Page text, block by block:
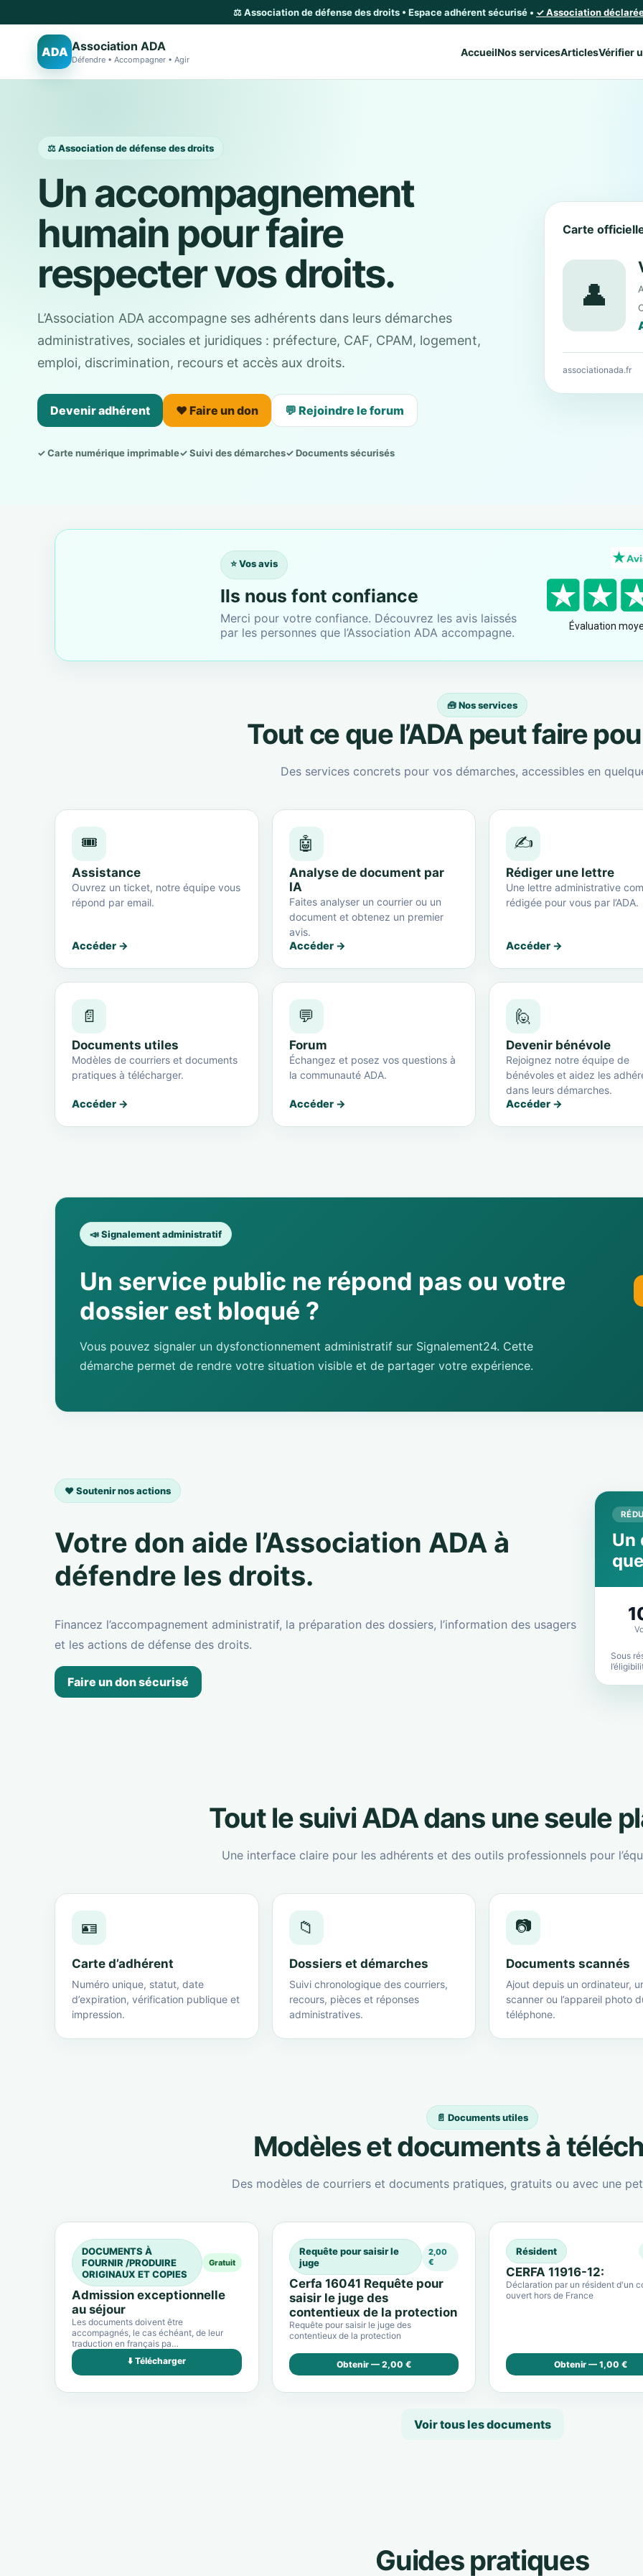
⚖️ Association de défense des droits • Espace adhérent sécurisé • ✓ Association
ADA Association ADA
Défendre • Accompagner • Agir
AccueilNos servicesArticlesVérifier
⚖️ Association de défense des droits
Un accompagnement
humain pour faire
respecter vos droits.
L’Association ADA accompagne ses adhérents dans leurs démarches
administratives, sociales et juridiques : préfecture, CAF, CPAM, logement,
emploi, discrimination, recours et accès aux droits.
Devenir adhérent ❤️ Faire un don 💬 Rejoindre le forum
✓ Carte numérique imprimable✓ Suivi des démarches✓ Documents sécurisés
Carte
👤
associationada.fr
⭐ Vos avis
Ils nous font confiance
Merci pour votre confiance. Découvrez les avis laissés
par les personnes que l’Association ADA accompagne.
🧰 Nos services
Tout ce que l’ADA peut faire
Des services concrets pour vos démarches, accessibles en
🎟️
Assistance
Ouvrez un ticket, notre équipe vous
répond par email.
Accéder →
🤖
Analyse de document par
IA
Faites analyser un courrier ou un
document et obtenez un premier
avis.
Accéder →
✍️
Rédiger une lettre
Une lettre administrative
rédigée pour vous par l’ADA.
Accéder →
📄
Documents utiles
Modèles de courriers et documents
pratiques à télécharger.
Accéder →
💬
Forum
Échangez et posez vos questions à
la communauté ADA.
Accéder →
🙋
Devenir bénévole
Rejoignez notre équipe de
bénévoles et aidez les
dans leurs démarches.
Accéder →
📣 Signalement administratif
Un service public ne répond pas ou votre
dossier est bloqué ?
Vous pouvez signaler un dysfonctionnement administratif sur Signalement24. Cette
démarche permet de rendre votre situation visible et de partager votre expérience.
❤️ Soutenir nos actions
Votre don aide l’Association ADA à
défendre les droits.
Financez l’accompagnement administratif, la préparation des dossiers, l’information des usagers
et les actions de défense des droits.
Faire un don sécurisé
Un
Sous
Tout le suivi ADA dans une seule
Une interface claire pour les adhérents et des outils professionnels pour
🪪
Carte d’adhérent
Numéro unique, statut, date
d’expiration, vérification publique et
impression.
📁
Dossiers et démarches
Suivi chronologique des courriers,
recours, pièces et réponses
administratives.
📷
Documents scannés
Ajout depuis un ordinateur,
scanner ou l’appareil photo
téléphone.
📄 Documents utiles
Modèles et documents à
Des modèles de courriers et documents pratiques, gratuits ou avec une
DOCUMENTS À
FOURNIR /PRODUIRE
ORIGINAUX ET COPIES
Gratuit
Admission exceptionnelle
au séjour
Les documents doivent être
accompagnés, le cas échéant, de leur
traduction en français pa…
⬇️ Télécharger
Requête pour saisir le
juge
2,00
€
Cerfa 16041 Requête pour
saisir le juge des
contentieux de la protection
Requête pour saisir le juge des
contentieux de la protection
Obtenir — 2,00 €
Résident
CERFA 11916-12:
Déclaration par un résident d'un
ouvert hors de France
Obtenir — 1,00 €
Voir tous les documents
Guides pratiques